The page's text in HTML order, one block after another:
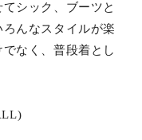
シック、ブーツと
んなスタイルが楽
なく、普段着とし